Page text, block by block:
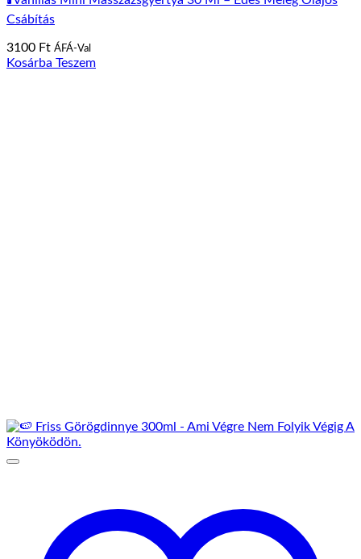
Csábítás
3100 Ft ÁFÁ-Val
Kosárba Teszem